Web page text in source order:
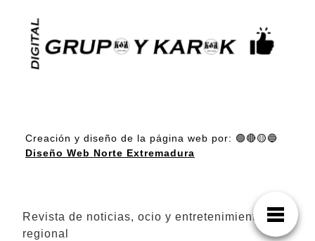
Creación y diseño de la página web por: 🟢🔴🟡🔵
Diseño Web Norte Extremadura
Revista de noticias, ocio y entretenimiento
regional